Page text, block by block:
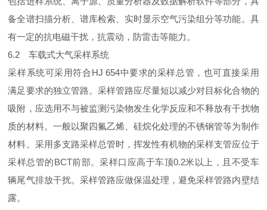
备全谱扫描分析、谱库检索、实时显示空气污染组分等功能。具
有一定的抗电磁干扰，抗震动，防雷击等能力。
6.2 车载式大气采样系统
采样系统可采用符合HJ 654中要求的采样总管，也可直接采用
满足要求的独立管路。采样管路应尽量短以减少对目标化合物的
吸附，应选用不与被监测污染物发生化学反应和不释放有干扰物
质的材料。一般以聚四氟乙烯、硅烷化处理的不锈钢管等为制作
材料。采用多支路采样总管时，挥发性有机物的采样支管应位于
采样总管的BCT前部。采样口应高于车顶0.2米以上，且不受车
辆尾气排放干扰。采样管路应做保温处理，避免采样管路内壁结
露。